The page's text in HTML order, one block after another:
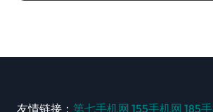
友情链接： 第七手机网 155手机网 185